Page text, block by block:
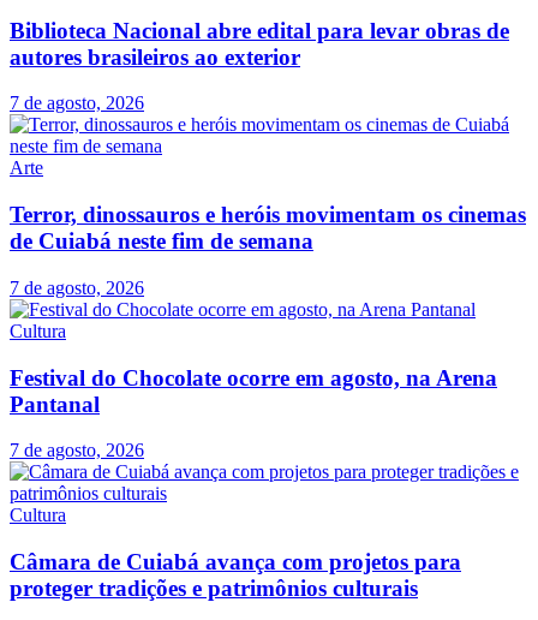
Biblioteca Nacional abre edital para levar obras de
autores brasileiros ao exterior
7 de agosto, 2026
Arte
Terror, dinossauros e heróis movimentam os cinemas
de Cuiabá neste fim de semana
7 de agosto, 2026
Cultura
Festival do Chocolate ocorre em agosto, na Arena
Pantanal
7 de agosto, 2026
Cultura
Câmara de Cuiabá avança com projetos para
proteger tradições e patrimônios culturais